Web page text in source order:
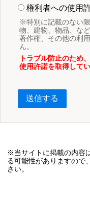
権利者への使用
※特別に記載のない
物、建物、物品、な
著作権、その他の利
ん。
トラブル防止のため
使用許諾を取得して
送信する
※当サイトに掲載の内容
る可能性がありますので
さい。